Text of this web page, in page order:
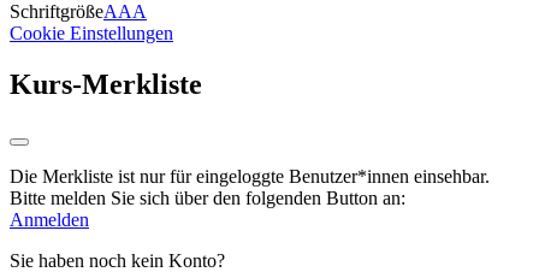
SchriftgrößeAAA
Cookie Einstellungen
Kurs-Merkliste
Die Merkliste ist nur für eingeloggte Benutzer*innen einsehbar.
Bitte melden Sie sich über den folgenden Button an:
Anmelden
Sie haben noch kein Konto?